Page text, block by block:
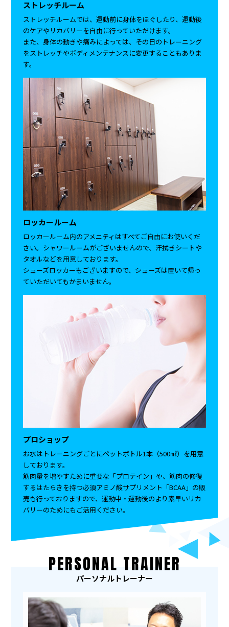
ストレッチルーム
ストレッチルームでは、運動前に身体をほぐしたり、運動後
のケアやリカバリーを自由に行っていただけます。
また、身体の動きや痛みによっては、その日のトレーニング
をストレッチやボディメンテナンスに変更することもありま
す。
ロッカールーム
ロッカールーム内のアメニティはすべてご自由にお使いくだ
さい。シャワールームがございませんので、汗拭きシートや
タオルなどを用意しております。
シューズロッカーもございますので、シューズは置いて帰っ
ていただいてもかまいません。
プロショップ
お水はトレーニングごとにペットボトル1本（500㎖）を用意
しております。
筋肉量を増やすために重要な「プロテイン」や、筋肉の修復
するはたらきを持つ必須アミノ酸サプリメント「BCAA」の販
売も行っておりますので、運動中・運動後のより素早いリカ
バリーのためにもご活用ください。
PERSONAL TRAINER
パーソナルトレーナー